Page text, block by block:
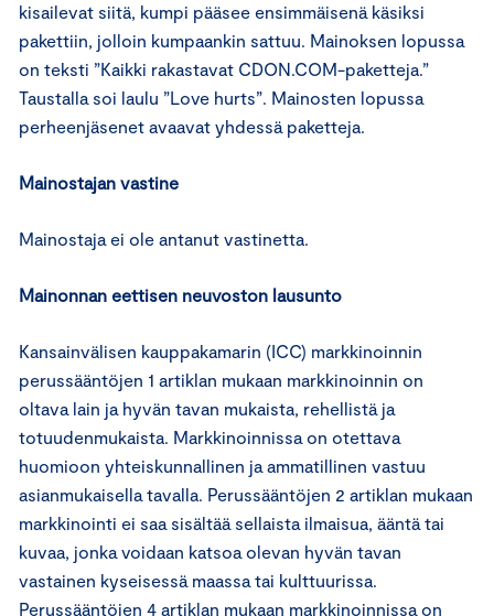
kisailevat siitä, kumpi pääsee ensimmäisenä käsiksi
pakettiin, jolloin kumpaankin sattuu. Mainoksen lopussa
on teksti ”Kaikki rakastavat CDON.COM-paketteja.”
Taustalla soi laulu ”Love hurts”. Mainosten lopussa
perheenjäsenet avaavat yhdessä paketteja.
Mainostajan vastine
Mainostaja ei ole antanut vastinetta.
Mainonnan eettisen neuvoston lausunto
Kansainvälisen kauppakamarin (ICC) markkinoinnin
perussääntöjen 1 artiklan mukaan markkinoinnin on
oltava lain ja hyvän tavan mukaista, rehellistä ja
totuudenmukaista. Markkinoinnissa on otettava
huomioon yhteiskunnallinen ja ammatillinen vastuu
asianmukaisella tavalla. Perussääntöjen 2 artiklan mukaan
markkinointi ei saa sisältää sellaista ilmaisua, ääntä tai
kuvaa, jonka voidaan katsoa olevan hyvän tavan
vastainen kyseisessä maassa tai kulttuurissa.
Perussääntöjen 4 artiklan mukaan markkinoinnissa on